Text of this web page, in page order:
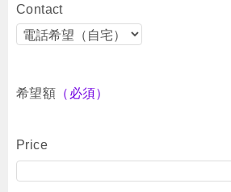
Contact
希望額 （必須）
Price